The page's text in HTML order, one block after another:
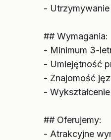
-
## Wymagania:
- Minimum 3-
- Umiejętność
- Znajomość
-
## Oferujemy:
- Atrakcyjne